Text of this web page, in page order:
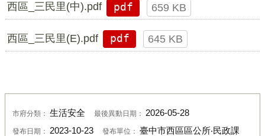
西區_三民里(中).pdf pdf 659 KB
西區_三民里(E).pdf pdf 645 KB
市府分類： 生活安全 最後異動日期： 2026-05-28
發布日期： 2023-10-23 發布單位： 臺中市西區區公所‧民政課